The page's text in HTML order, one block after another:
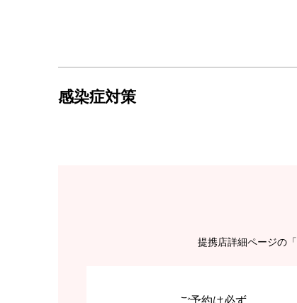
感染症対策
提携店詳細ページの「
ご予約は必ず